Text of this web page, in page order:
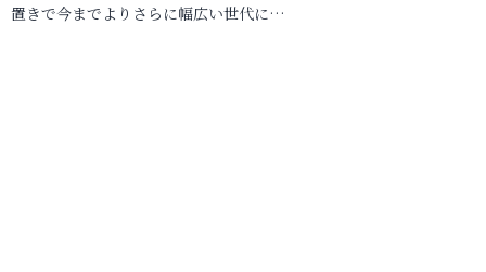
置きで今までよりさらに幅広い世代に…